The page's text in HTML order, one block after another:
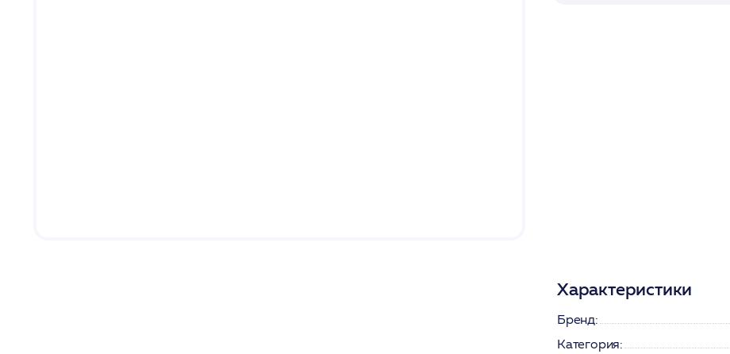
Характеристики
Бренд:
Категория: